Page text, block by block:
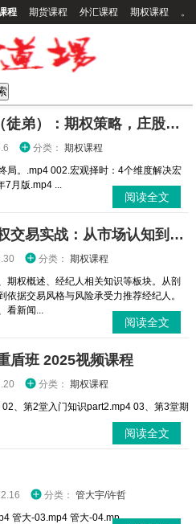
程 期货课程 外汇课程 期权课程 。
空仓的祖师爷 投资体系（徒弟）：期权策略，庄股策略
分类： 期权课程
局。.mp4 002.宏观择时：4个维度解决宏
7月版.mp4 ...
阅读全文
3分钟内掌握交易秘诀期权交易实战：从市场认知到策略执行全攻略
分类： 期权课程
期权概述、经纪人相关知识等板块。从剖
据交易风格与风险承受力推荐经纪人。
看新闻...
阅读全文
盾班 2025视频课程
分类： 期权课程
、第2堂入门知识part2.mp4 03、第3堂期
阅读全文
分类： 管大宇/许哲
管大-03.mp4 管大-04.mp...